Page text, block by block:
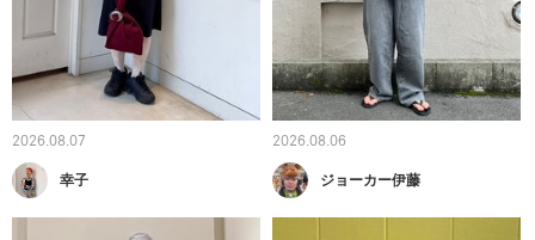
2026.08.07
幸子
2026.08.06
ジョーカー伊藤